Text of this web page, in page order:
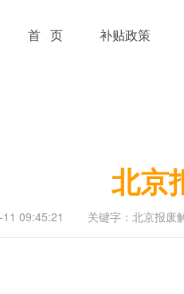
首 页 补贴政策
北京
09:45:21 关键字：北京报废